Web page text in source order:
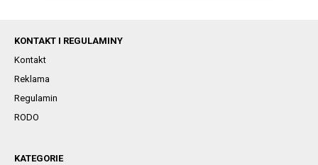
KONTAKT I REGULAMINY
Kontakt
Reklama
Regulamin
RODO
KATEGORIE